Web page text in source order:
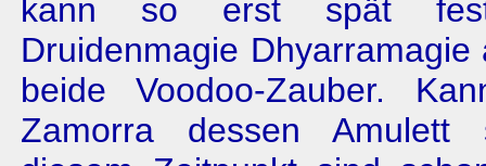
kann so erst spät
Druidenmagie Dhyarramagie
beide Voodoo-Zauber.
Zamorra dessen Amulett